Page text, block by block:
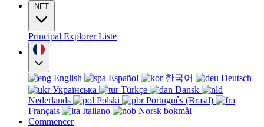
NFT
Principal ExplorerListe
English Español 한국어
Deutsch
Українська
Türkçe
Dansk
Nederlands
Polski
Português (Brasil)
Français
Italiano
Norsk bokmål
Commencer